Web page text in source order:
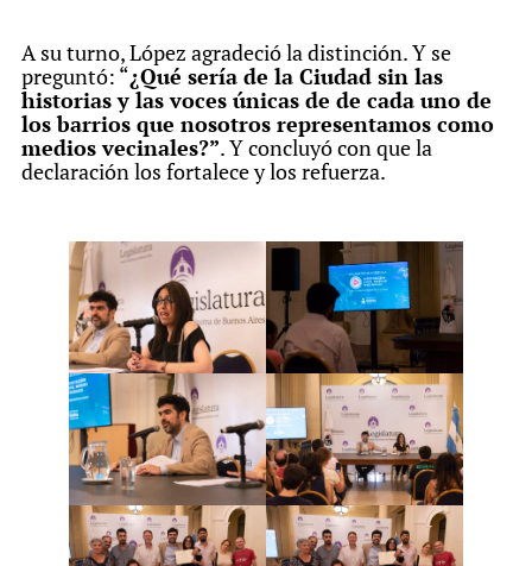
A su turno, López agradeció la distinción. Y se
preguntó: “¿Qué sería de la Ciudad sin las
historias y las voces únicas de de cada uno de
los barrios que nosotros representamos como
medios vecinales?”. Y concluyó con que la
declaración los fortalece y los refuerza.